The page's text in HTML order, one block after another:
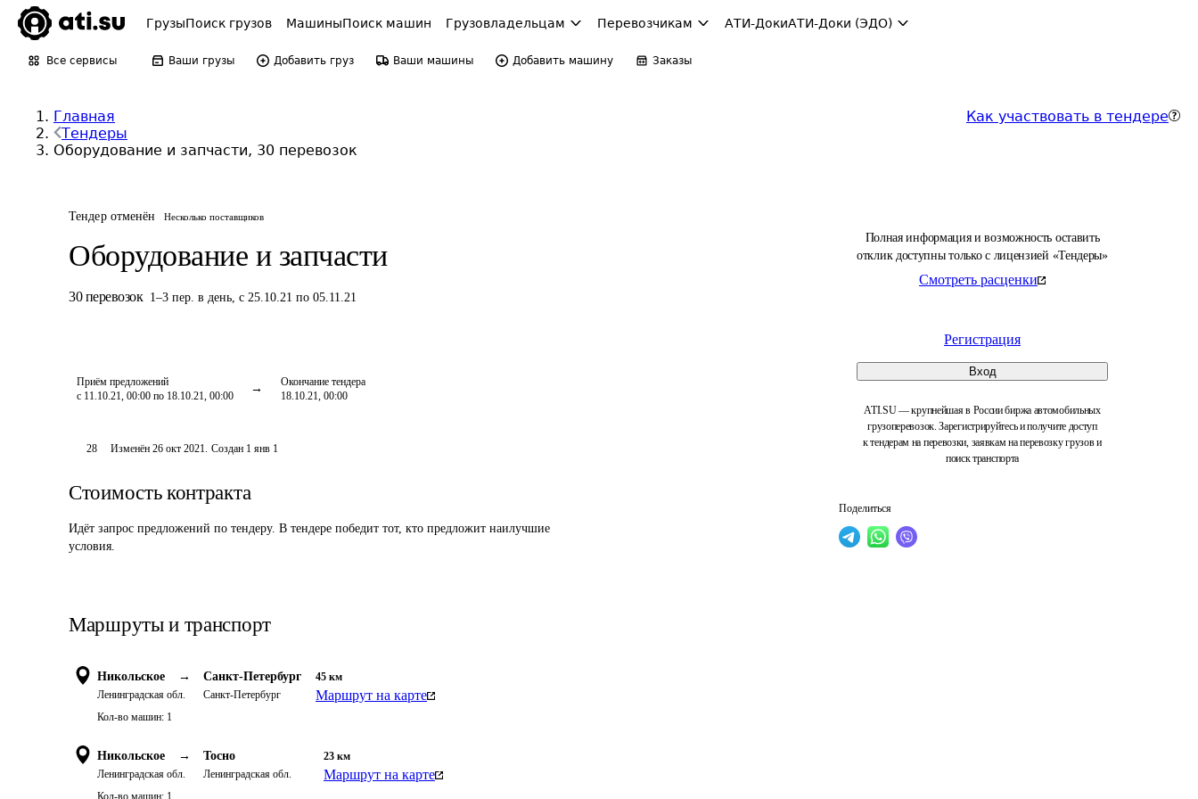
ГрузыПоиск грузов МашиныПоиск машин Грузовладельцам Перевозчикам АТИ-ДокиАТИ-Доки (ЭДО)
Все сервисы Ваши грузы Добавить груз Ваши машины Добавить машину Заказы
Главная
Тендеры
Оборудование и запчасти, 30 перевозок
Как участвовать в тендере
Тендер отменён Несколько поставщиков
Оборудование и запчасти
30 перевозок 1–3 пер. в день, с 25.10.21 по 05.11.21
Приём предложений
с 11.10.21, 00:00 по 18.10.21, 00:00
Окончание тендера
18.10.21, 00:00
Полная информация и возможность оставить
отклик доступны только с лицензией «Тендеры»
Смотреть расценки
Регистрация
Вход
ATI.SU — крупнейшая в России биржа автомобильных
грузоперевозок. Зарегистрируйтесь и получите доступ
к тендерам на перевозки, заявкам на перевозку грузов и
поиск транспорта
Поделиться
28 Изменён26 окт 2021. Создан 1 янв 1
Стоимость контракта
Идёт запрос предложений по тендеру. В тендере победит тот, кто предложит наилучшие
условия.
Маршруты и транспорт
Никольское →
Ленинградская обл.
Санкт-Петербург
Санкт-Петербург
45 км
Маршрут на карте
Кол-во машин: 1
Никольское →
Ленинградская обл.
Тосно
Ленинградская обл.
23 км
Маршрут на карте
Кол-во машин: 1